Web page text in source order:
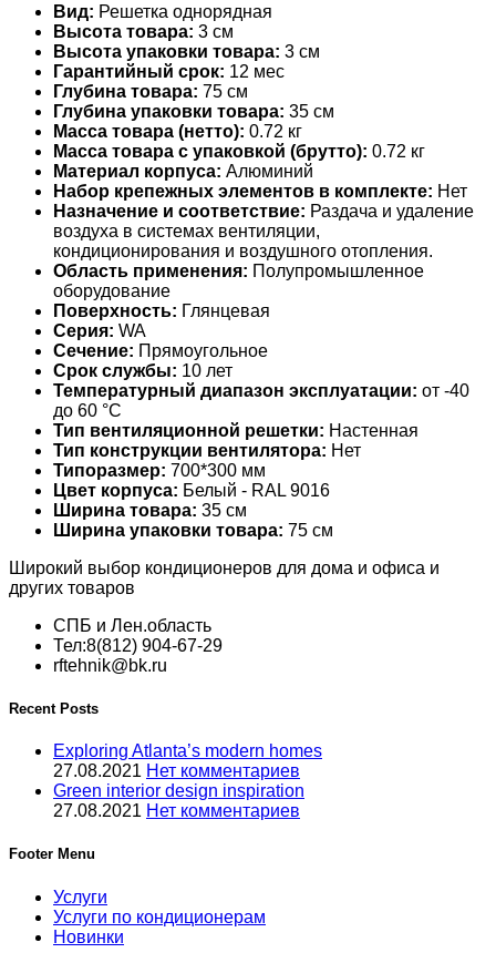
Вид: Решетка однорядная
Высота товара: 3 см
Высота упаковки товара: 3 см
Гарантийный срок: 12 мес
Глубина товара: 75 см
Глубина упаковки товара: 35 см
Масса товара (нетто): 0.72 кг
Масса товара с упаковкой (брутто): 0.72 кг
Материал корпуса: Алюминий
Набор крепежных элементов в комплекте: Нет
Назначение и соответствие: Раздача и удаление
воздуха в системах вентиляции,
кондиционирования и воздушного отопления.
Область применения: Полупромышленное
оборудование
Поверхность: Глянцевая
Серия: WA
Сечение: Прямоугольное
Срок службы: 10 лет
Температурный диапазон эксплуатации: от -40
до 60 °С
Тип вентиляционной решетки: Настенная
Тип конструкции вентилятора: Нет
Типоразмер: 700*300 мм
Цвет корпуса: Белый - RAL 9016
Ширина товара: 35 см
Ширина упаковки товара: 75 см
Широкий выбор кондиционеров для дома и офиса и
других товаров
СПБ и Лен.область
Тел:8(812) 904-67-29
rftehnik@bk.ru
Recent Posts
Exploring Atlanta’s modern homes
27.08.2021 Нет комментариев
Green interior design inspiration
27.08.2021 Нет комментариев
Footer Menu
Услуги
Услуги по кондиционерам
Новинки